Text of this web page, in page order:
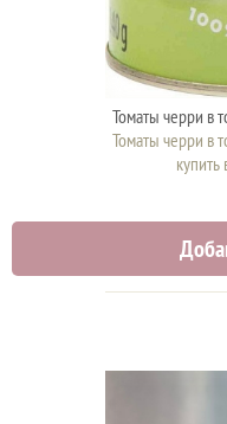
Томаты черри в
Томаты черри в
купить